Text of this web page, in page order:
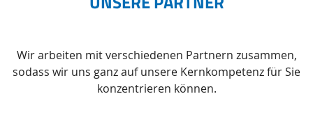
Wir arbeiten mit verschiedenen Partnern zusammen,
sodass wir uns ganz auf unsere Kernkompetenz für Sie
konzentrieren können.